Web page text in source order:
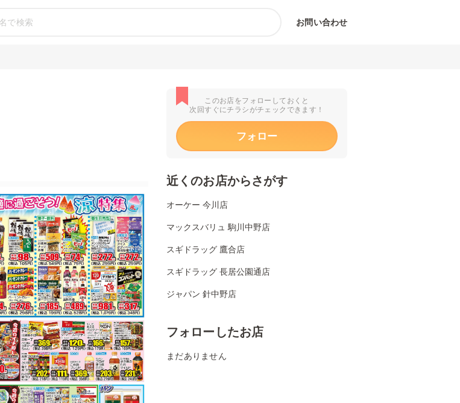
お問い合わせ
このお店をフォローしておくと
次回すぐにチラシがチェックできます！
フォロー
近くのお店からさがす
オーケー 今川店
マックスバリュ 駒川中野店
スギドラッグ 鷹合店
スギドラッグ 長居公園通店
ジャパン 針中野店
フォローしたお店
まだありません